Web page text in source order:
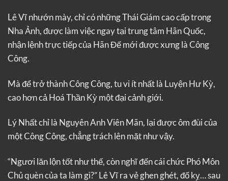
Lê Vĩ nhướn mày, chỉ có những Thái Giám cao cấp trong
Nha Ảnh, được làm việc ngay tại trung tâm Hãn Quốc,
nhận lệnh trực tiếp của Hãn Đế mới được xưng là Công
Công.
Mà để trở thành Công Công, tu vi ít nhất là Luyện Hư Kỳ,
cao hơn cả Hoá Thần Kỳ một đại cảnh giới.
Lý Nhất chỉ là Nguyên Anh Viên Mãn, lại được ôm đùi của
một Công Công, chẳng trách lên mặt như vậy.
“Ngươi lăn lộn tốt như thế, còn nghĩ đến cái chức Phó Môn
Chủ quèn của ta làm gì?” Lê Vĩ ra vẻ ghen ghét, đố kỵ… sau